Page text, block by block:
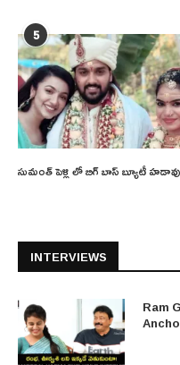
5
సుమంత్ పెళ్లి లో బిగ్ బాస్ బ్యూటీ
INTERVIEWS
Ram